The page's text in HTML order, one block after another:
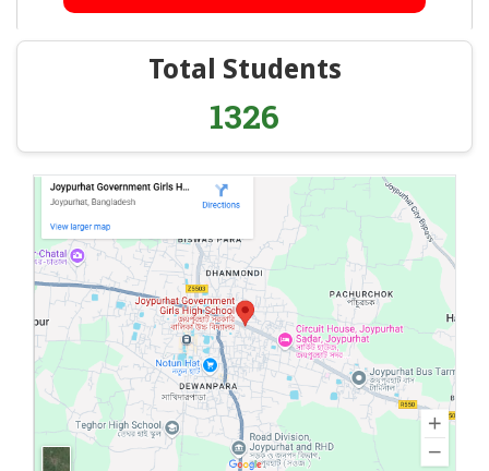
Total Students
1326